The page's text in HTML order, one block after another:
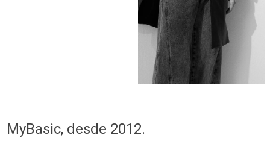
MyBasic, desde 2012.